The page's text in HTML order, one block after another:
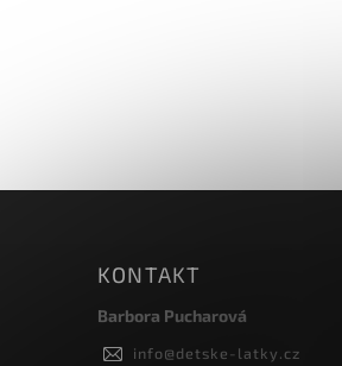
KONTAKT
Barbora Pucharová
info@detske-latky.cz